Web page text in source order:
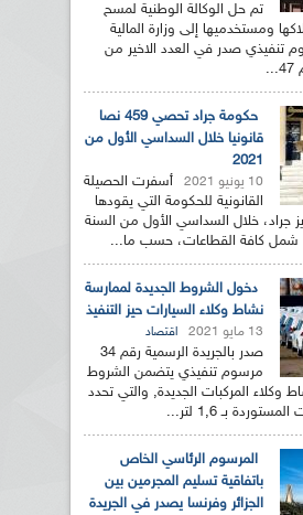
تم حل الوكالة الوطنية لمسح
ومستخدميها إلى وزارة المالية
صدر في العدد الاخير من
حكومة جراد تحصي 459 نصا
قانونيا خلال السداسي الأول من
2021
10 يونيو 2021
أسفرت الحصيلة
القانونية للحكومة التي يقودها
جراد، خلال السداسي الأول من السنة
دخول الشروط الجديدة لممارسة
نشاط وكلاء السيارات حيز التنفيذ
13 مايو 2021 اقتصاد
صدر بالجريدة الرسمية رقم 34
مرسوم تنفيذي يتضمن الشروط
وكلاء المركبات الجديدة, والتي تحدد
بـ 1,6 لتر...
المرسوم الرئاسي الخاص
باتفاقية تسليم المجرمين بين
الجزائر وفرنسا يصدر في الجريدة